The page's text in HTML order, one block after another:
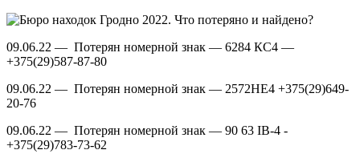
09.06.22 — Потерян номерной знак — 6284 КС4 —
+375(29)587-87-80
09.06.22 — Потерян номерной знак — 2572НЕ4 +375(29)649-
20-76
09.06.22 — Потерян номерной знак — 90 63 IB-4 -
+375(29)783-73-62